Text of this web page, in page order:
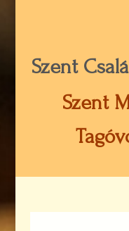
Szent
Szent